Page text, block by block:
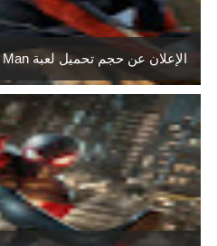
الإعلان عن حجم تحميل لعبة Spider Man